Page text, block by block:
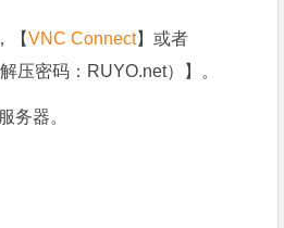
【VNC Connect】或者
解压密码：RUYO.net）】。
务器。